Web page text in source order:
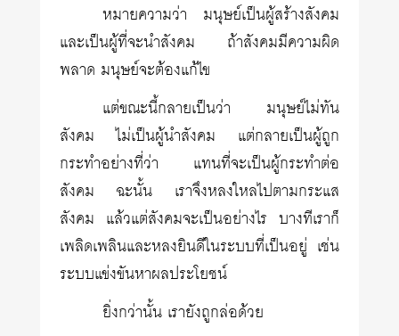
หมายความว่า มนุษย์เป็นผู้สร้างสังคม
และเป็นผู้ที่จะนำสังคม ถ้าสังคมมีความผิด
พลาด มนุษย์จะต้องแก้ไข
แต่ขณะนี้กลายเป็นว่า มนุษย์ไม่ทัน
สังคม ไม่เป็นผู้นำสังคม แต่กลายเป็นผู้ถูก
กระทำอย่างที่ว่า แทนที่จะเป็นผู้กระทำต่อ
สังคม ฉะนั้น เราจึงหลงใหลไปตามกระแส
สังคม แล้วแต่สังคมจะเป็นอย่างไร บางทีเราก็
เพลิดเพลินและหลงยินดีในระบบที่เป็นอยู่ เช่น
ระบบแข่งขันหาผลประโยชน์
ยิ่งกว่านั้น เรายังถูกล่อด้วย